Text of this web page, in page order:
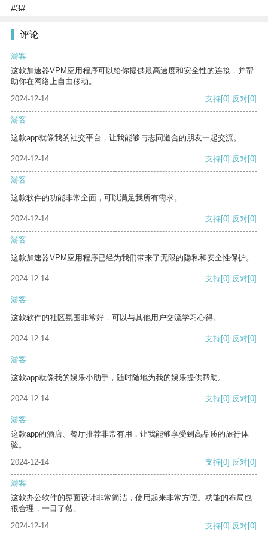
#3#
评论
游客
这款加速器VPM应用程序可以给你提供最高速度和安全性的连接，并帮
助你在网络上自由移动。
2024-12-14
支持[0] 反对[0]
游客
这款app就像我的社交平台，让我能够与志同道合的朋友一起交流。
2024-12-14 支持[0] 反对[0]
游客
这款软件的功能非常全面，可以满足我所有需求。
2024-12-14 支持[0] 反对[0]
游客
这款加速器VPM应用程序已经为我们带来了无限的隐私和安全性保护。
2024-12-14 支持[0] 反对[0]
游客
这款软件的社区氛围非常好，可以与其他用户交流学习心得。
2024-12-14 支持[0] 反对[0]
游客
这款app就像我的娱乐小助手，随时随地为我的娱乐提供帮助。
2024-12-14 支持[0] 反对[0]
游客
这款app的酒店、餐厅推荐非常有用，让我能够享受到高品质的旅行体
验。
2024-12-14
支持[0] 反对[0]
游客
这款办公软件的界面设计非常简洁，使用起来非常方便。功能的布局也
很合理，一目了然。
2024-12-14
支持[0] 反对[0]